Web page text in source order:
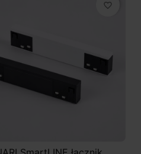
favorite_border